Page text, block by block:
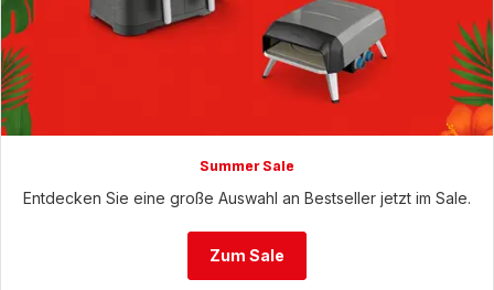
Summer Sale
Entdecken Sie eine große Auswahl an Bestseller jetzt im Sale.
Zum Sale